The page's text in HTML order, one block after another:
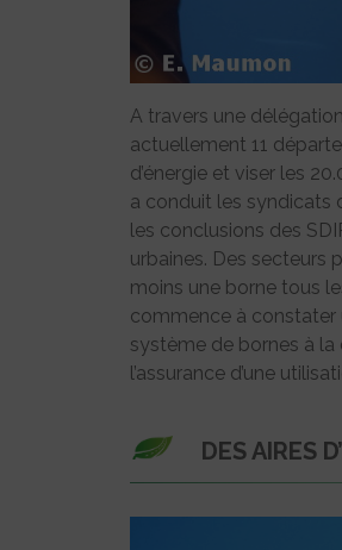
A travers une
actuellement 11
d’énergie et viser les
a conduit les syndicats
les conclusions des
urbaines. Des secteurs
moins une borne tous
commence à constater
système de bornes à
l’assurance d’une
DES AIRES